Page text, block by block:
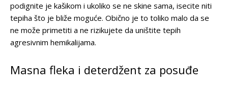
podignite je kašikom i ukoliko se ne skine sama, isecite niti
tepiha što je bliže moguće. Obično je to toliko malo da se
ne može primetiti a ne rizikujete da uništite tepih
agresivnim hemikalijama.
Masna fleka i deterdžent za posuđe